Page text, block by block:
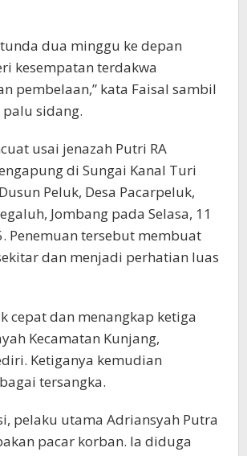
dua minggu ke depan
kesempatan terdakwa
pembelaan,” kata Faisal sambil
sidang.
usai jenazah Putri RA
di Sungai Kanal Turi
Peluk, Desa Pacarpeluk,
Jombang pada Selasa, 11
Penemuan tersebut membuat
dan menjadi perhatian luas
cepat dan menangkap ketiga
Kecamatan Kunjang,
Ketiganya kemudian
tersangka.
pelaku utama Adriansyah Putra
pacar korban. Ia diduga